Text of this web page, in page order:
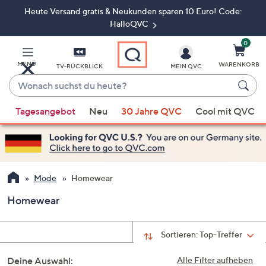
ZumHeute Versand gratis & Neukunden sparen 10 Euro! Code:
HalloQVC
MENÜ TV-RÜCKBLICK
Wonach
suchst
du
heute?
Vorschläge
verfügbar
sind,
verwenden
Sie
Pfeiltasten
nach
und
nach
MEIN QVC
0
WARENKORB
Tagesangebot Neu 30 Jahre QVC Cool mit QVC
Mode Homewear
Homewear
Sortieren:Top-Treffer
Alle Filter aufheben
Deine Auswahl: